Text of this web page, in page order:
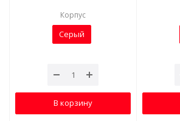
Корпус
Серый
В корзину